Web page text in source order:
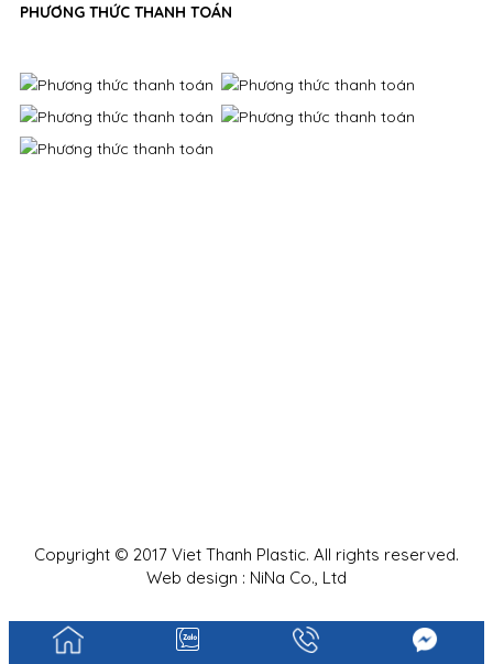
PHƯƠNG THỨC THANH TOÁN
Copyright © 2017 Viet Thanh Plastic. All rights reserved.
Web design : NiNa Co., Ltd